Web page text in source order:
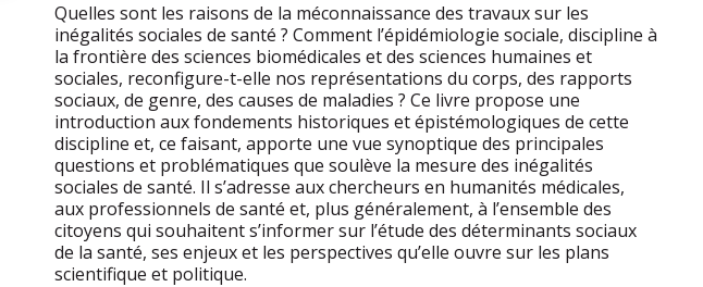
Quelles sont les raisons de la méconnaissance des travaux sur les
inégalités sociales de santé ? Comment l’épidémiologie sociale, discipline à
la frontière des sciences biomédicales et des sciences humaines et
sociales, reconfigure-t-elle nos représentations du corps, des rapports
sociaux, de genre, des causes de maladies ? Ce livre propose une
introduction aux fondements historiques et épistémologiques de cette
discipline et, ce faisant, apporte une vue synoptique des principales
questions et problématiques que soulève la mesure des inégalités
sociales de santé. Il s’adresse aux chercheurs en humanités médicales,
aux professionnels de santé et, plus généralement, à l’ensemble des
citoyens qui souhaitent s’informer sur l’étude des déterminants sociaux
de la santé, ses enjeux et les perspectives qu’elle ouvre sur les plans
scientifique et politique.